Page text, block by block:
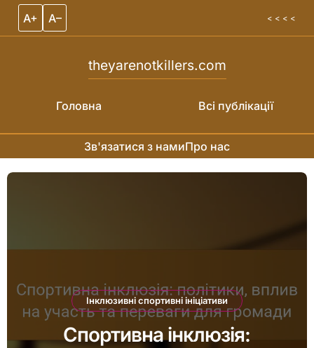
A+ A– < < < <
Головна
theyarenotkillers.com
Всі публікації
Зв'язатися з намиПро нас
Інклюзивні спортивні ініціативи
Спортивна інклюзія: